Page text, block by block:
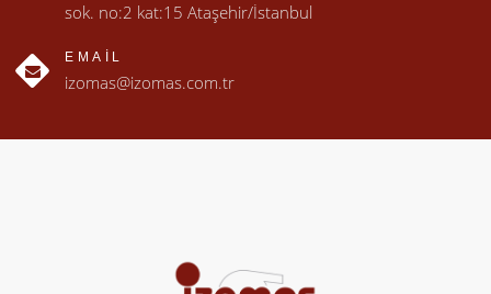
sok. no:2 kat:15 Ataşehir/İstanbul
EMAIL
izomas@izomas.com.tr